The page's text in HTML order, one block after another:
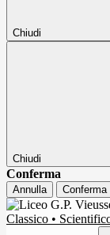
Chiudi
Chiudi
Conferma
Annulla Conferma
Classico •